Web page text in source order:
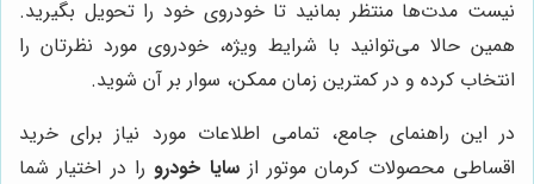
نیست مدت‌ها منتظر بمانید تا خودروی خود را تحویل بگیرید.
همین حالا می‌توانید با شرایط ویژه، خودروی مورد نظرتان را
انتخاب کرده و در کمترین زمان ممکن، سوار بر آن شوید.
در این راهنمای جامع، تمامی اطلاعات مورد نیاز برای خرید
اقساطی محصولات کرمان موتور ازسایا خودرورا در اختیار شما